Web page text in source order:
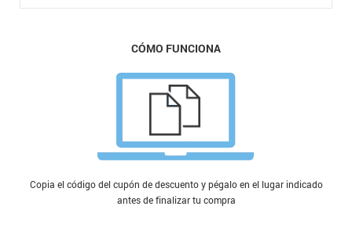
CÓMO FUNCIONA
Copia el código del cupón de descuento y pégalo en el lugar indicado
antes de finalizar tu compra